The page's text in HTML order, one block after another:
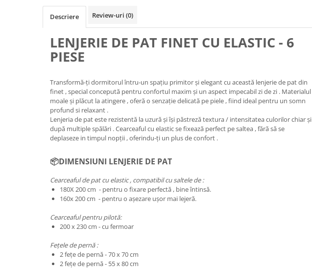
Descriere Review-uri (0)
LENJERIE DE PAT FINET CU ELASTIC - 6
PIESE
Transformă-ți dormitorul întru-un spațiu primitor și elegant cu această lenjerie de pat din
finet , special concepută pentru confortul maxim și un aspect impecabil zi de zi . Materialul
moale și plăcut la atingere , oferă o senzație delicată pe piele , fiind ideal pentru un somn
profund si relaxant .
Lenjeria de pat este rezistentă la uzură și își păstreză textura / intensitatea culorilor chiar și
după multiple spălări . Cearceaful cu elastic se fixează perfect pe saltea , fără să se
deplaseze in timpul nopții , oferindu-ți un plus de confort .
📦DIMENSIUNI LENJERIE DE PAT
Cearceaful de pat cu elastic , compatibil cu saltele de :
180X 200 cm - pentru o fixare perfectă , bine întinsă.
160x 200 cm - pentru o așezare ușor mai lejeră.
Cearceaful pentru pilotă:
200 x 230 cm - cu fermoar
Fețele de pernă :
2 fețe de pernă - 70 x 70 cm
2 fețe de pernă - 55 x 80 cm